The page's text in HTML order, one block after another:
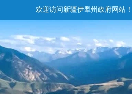
欢迎访问新疆伊犁州政府网站！